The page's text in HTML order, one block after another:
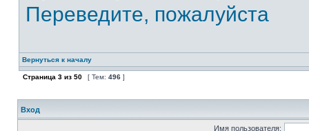
Переведите, пожалуйста
Вернуться к началу
Страница 3 из 50 [ Тем: 496 ]
Вход
Имя пользователя: